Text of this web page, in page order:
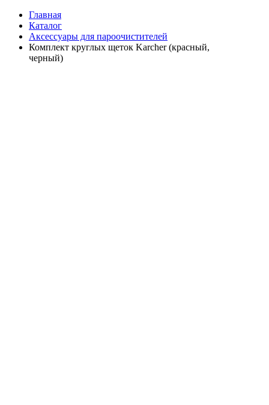
Главная
Каталог
Аксессуары для пароочистителей
Комплект круглых щеток Karcher (красный,
черный)